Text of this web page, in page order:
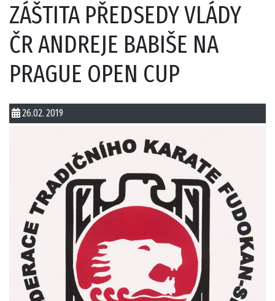
ZÁŠTITA PŘEDSEDY VLÁDY
ČR ANDREJE BABIŠE NA
PRAGUE OPEN CUP
26.02. 2019